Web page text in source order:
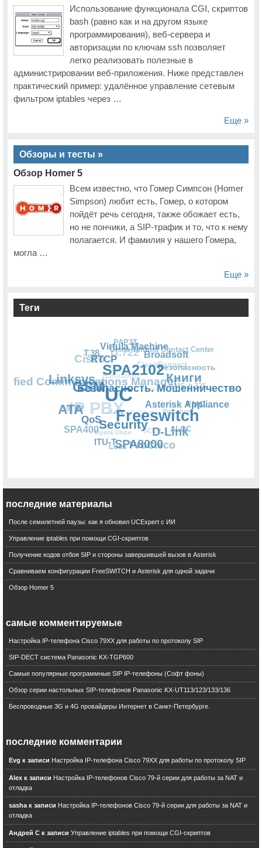
Использование функционала CGI, скриптов
bash (равно как и на другом языке
программирования), веб-сервера и
авторизации по ключам ssh позволяет
легко реализовать полезные в
администрировании веб-приложения. Ниже представлен
практический пример: удалённое управление сетевым
фильтром iptables через …
Еще »
Обзоры и тесты »
Обзор Homer 5
Всем известно, что Гомер Симпсон (Homer
Simpson) любит есть, Гомер, о котором
пойдёт речь сегодня, также обожает есть,
но не пончики, а SIP-трафик и то, что к нему
полагается. И фамилия у нашего Гомера,
могла …
Еще »
Теги
Безопасность. Мошенничество
Broadsoft
Asterisk Appliance
SPA2102
Безопасность
Freeswitch
Virtula Machine
FMC
UC
D-Link
AMS. h.325
Security
PAP2T
ALOC
GSM
CiscoConnect
Presence
QoS
G.722
ProCisco
Linksys
Mediatrix
ITU-T
Cisco
последние материалы
После семилетней паузы: как я обновил UCExpert с ИИ
Управление iptables при помощи CGI-скриптов
Получение кодов отбоя SIP и стороны завершившей вызов в Asterisk
Сравниваем конфигурации FreeSWITCH и Asterisk для одной задачи
Обзор Homer 5
самые комментируемые
Настройка IP-телефона Cisco 79XX для работы по протоколу SIP
SIP-DECT система Panasonic KX-TGP600
Самые популярные программные SIP IP-телефоны (Софт фоны)
Обзор серии настольных SIP-телефонов Panasonic KX-UT113/123/133/136
Беспроводные 3G и 4G провайдеры Интернет в Санкт-Петербурге.
последние комментарии
Evg к записи Настройка IP-телефона Cisco 79XX для работы по протоколу SIP
Alex к записи Настройка IP-телефонов Cisco 79-й серии для работы за NAT и
отладка
sasha к записи Настройка IP-телефонов Cisco 79-й серии для работы за NAT и
отладка
Андрей С к записи Управление iptables при помощи CGI-скриптов